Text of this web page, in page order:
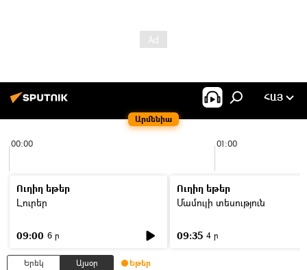
Արմենիա
ՀԱՅ
00:00 01:00
Ուղիղ եթեր
Լուրեր
09:00 6 ր
Ուղիղ եթեր
Մամուլի տեսություն
09:35 4 ր
Երեկ Այսօր Եթեր